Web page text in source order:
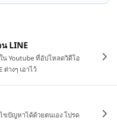
LINE
น Youtube ที่อัปโหลดวิดีโอ
างๆ เอาไว้
ปัญหาได้ด้วยตนเอง โปรด